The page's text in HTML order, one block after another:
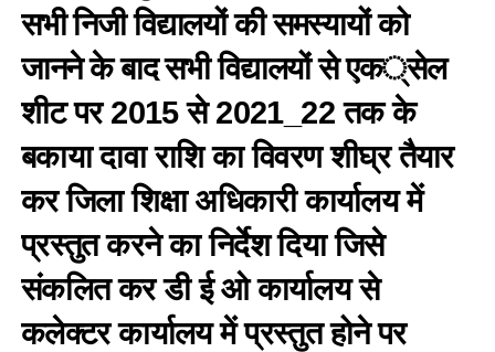
सभी निजी विद्यालयों की समस्यायों को
जानने के बाद सभी विद्यालयों से एक्सेल
शीट पर 2015 से 2021_22 तक के
बकाया दावा राशि का विवरण शीघ्र तैयार
कर जिला शिक्षा अधिकारी कार्यालय में
प्रस्तुत करने का निर्देश दिया जिसे
संकलित कर डी ई ओ कार्यालय से
कलेक्टर कार्यालय में प्रस्तुत होने पर